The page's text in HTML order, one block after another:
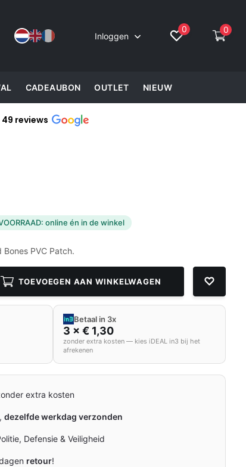
Inloggen
0 0
CADEAUBON OUTLET NIEUW
49 reviews
online én in de winkel
Bones PVC Patch.
TOEVOEGEN AAN WINKELWAGEN
Betaal in 3x
3 × € 1,30
zonder extra kosten — kies iDEAL in3 bij het
afrekenen
extra kosten
dezelfde werkdag verzonden
Defensie & Veiligheid
retour!